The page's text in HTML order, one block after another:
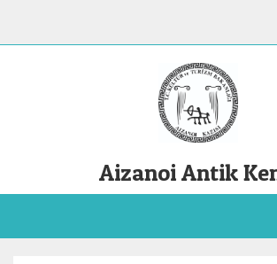
Aizanoi Antik